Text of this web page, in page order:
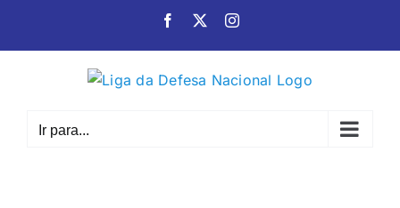
Facebook Instagram
Ir para...